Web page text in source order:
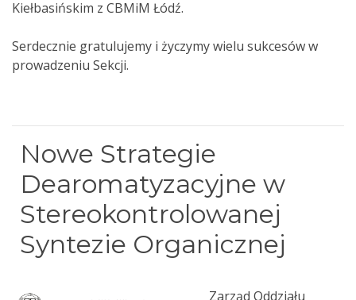
Kiełbasińskim z CBMiM Łódź.
Serdecznie gratulujemy i życzymy wielu sukcesów w
prowadzeniu Sekcji.
Nowe Strategie
Dearomatyzacyjne w
Stereokontrolowanej
Syntezie Organicznej
Zarząd Oddziału